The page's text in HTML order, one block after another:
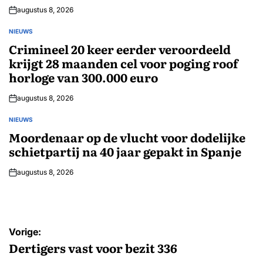
augustus 8, 2026
GEPLAATST
NIEUWS
Crimineel 20 keer eerder veroordeeld
krijgt 28 maanden cel voor poging roof
horloge van 300.000 euro
augustus 8, 2026
GEPLAATST
NIEUWS
Moordenaar op de vlucht voor dodelijke
schietpartij na 40 jaar gepakt in Spanje
augustus 8, 2026
Bericht
navigatie
Vorige:
Dertigers vast voor bezit 336